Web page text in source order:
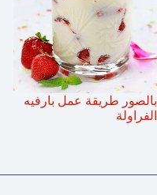
بالصور طريقة عمل بارفيه
الفراولة